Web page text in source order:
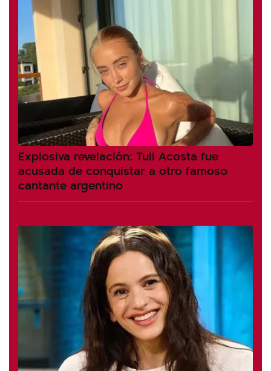
Explosiva revelación: Tuli Acosta fue
acusada de conquistar a otro famoso
cantante argentino